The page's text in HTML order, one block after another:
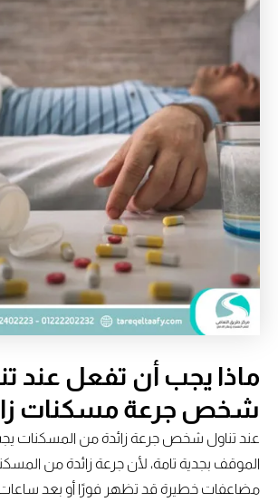
ماذا يجب أن تفعل عند
شخص جرعة مسكنات
عند تناول شخص جرعة زائدة من المسكنات
الموقف بجدية تامة، لأن جرعة زائدة من
مضاعفات خطيرة قد تظهر فورًا أو بعد ساعات.